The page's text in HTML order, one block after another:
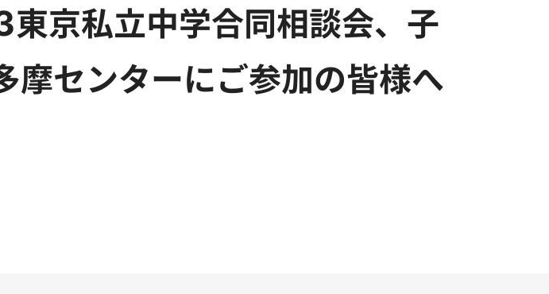
京私立中学合同相談会、子
センターにご参加の皆様へ